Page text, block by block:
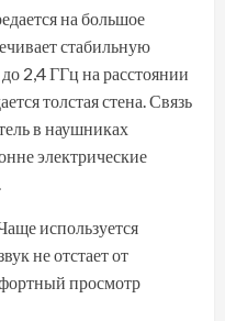
на большое
стабильную
2,4 ГГц на расстоянии
толстая стена. Связь
в наушниках
электрические
используется
не отстает от
просмотр